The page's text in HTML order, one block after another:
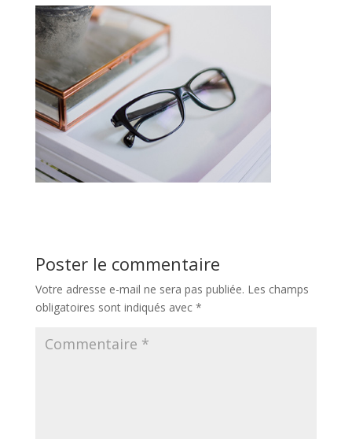
Poster le commentaire
Votre adresse e-mail ne sera pas publiée. Les champs
obligatoires sont indiqués avec *